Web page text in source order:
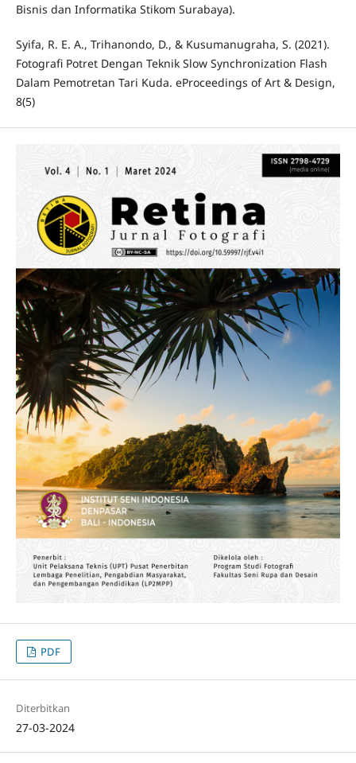
Bisnis dan Informatika Stikom Surabaya).
Syifa, R. E. A., Trihanondo, D., & Kusumanugraha, S. (2021).
Fotografi Potret Dengan Teknik Slow Synchronization Flash
Dalam Pemotretan Tari Kuda. eProceedings of Art & Design,
8(5)
PDF
Diterbitkan
27-03-2024